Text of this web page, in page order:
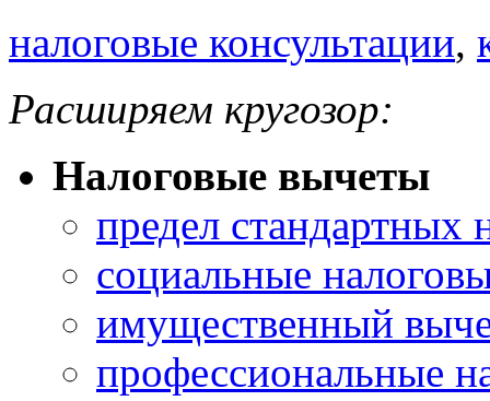
налоговые консультации,
Расширяем кругозор:
Налоговые вычеты
предел стандартных
социальные
имущественный
профессиональные